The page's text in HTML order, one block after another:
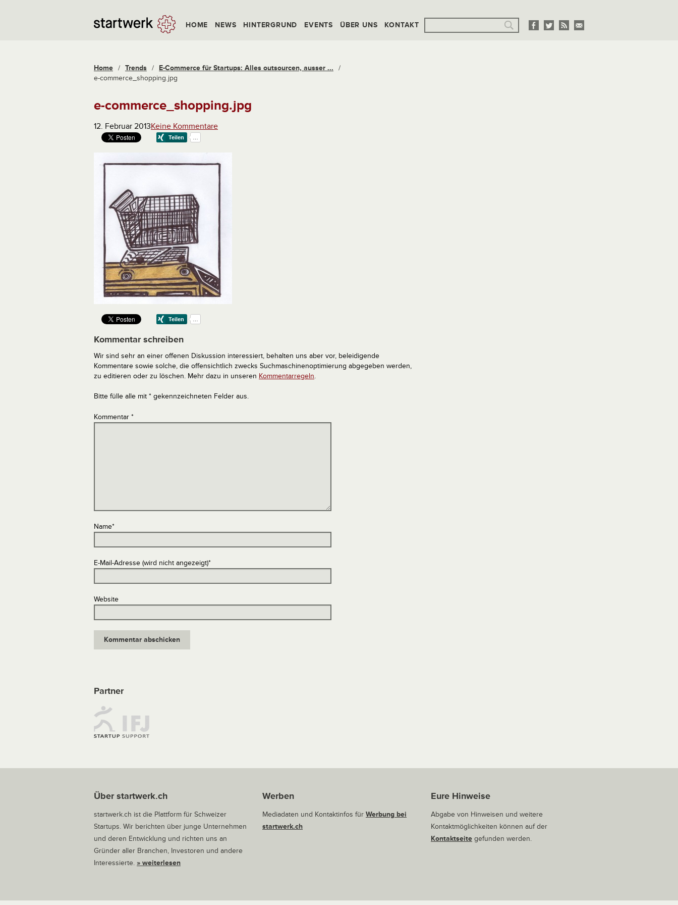
HOME NEWS HINTERGRUND EVENTS ÜBER UNS KONTAKT
Home / Trends / E-Commerce für Startups: Alles outsourcen, ausser ...
/
e-commerce_shopping.jpg
e-commerce_shopping.jpg
12. Februar 2013Keine Kommentare
Kommentar schreiben
Wir sind sehr an einer offenen Diskussion interessiert, behalten uns aber vor, beleidigende
Kommentare sowie solche, die offensichtlich zwecks Suchmaschinenoptimierung abgegeben werden,
zu editieren oder zu löschen. Mehr dazu in unseren Kommentarregeln.
Bitte fülle alle mit * gekennzeichneten Felder aus.
Kommentar *
Name*
E-Mail-Adresse (wird nicht angezeigt)*
Website
Partner
Über startwerk.ch
startwerk.ch ist die Plattform für Schweizer
Startups. Wir berichten über junge Unternehmen
und deren Entwicklung und richten uns an
Gründer aller Branchen, Investoren und andere
Interessierte. » weiterlesen
Werben
Mediadaten und Kontaktinfos für Werbung bei
startwerk.ch
Eure Hinweise
Abgabe von Hinweisen und weitere
Kontaktmöglichkeiten können auf der
Kontaktseitegefunden werden.